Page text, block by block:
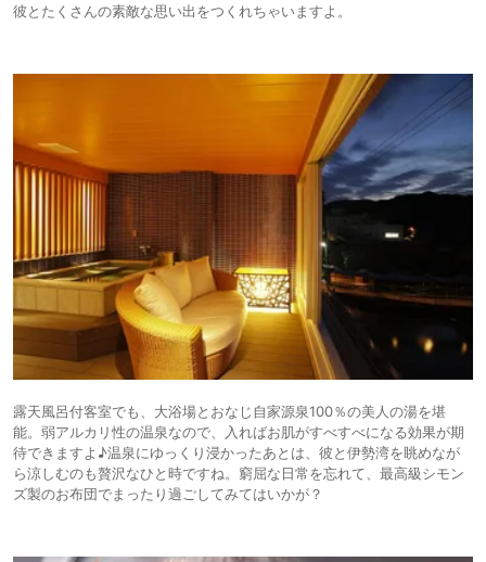
彼とたくさんの素敵な思い出をつくれちゃいますよ。
露天風呂付客室でも、大浴場とおなじ自家源泉100％の美人の湯を堪
能。弱アルカリ性の温泉なので、入ればお肌がすべすべになる効果が期
待できますよ♪温泉にゆっくり浸かったあとは、彼と伊勢湾を眺めなが
ら涼しむのも贅沢なひと時ですね。窮屈な日常を忘れて、最高級シモン
ズ製のお布団でまったり過ごしてみてはいかが？